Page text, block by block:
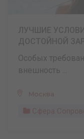
Особых
внешность ...
Москва
Сфера